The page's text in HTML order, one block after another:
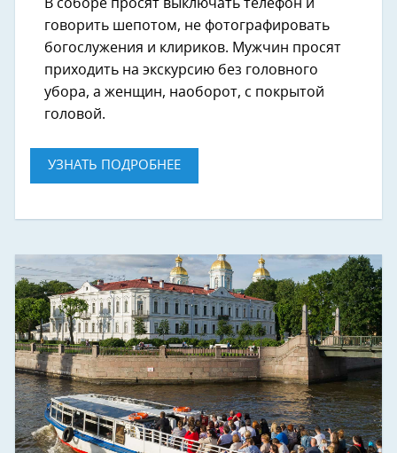
В соборе просят выключать телефон и
говорить шепотом, не фотографировать
богослужения и клириков. Мужчин просят
приходить на экскурсию без головного
убора, а женщин, наоборот, с покрытой
головой.
УЗНАТЬ ПОДРОБНЕЕ